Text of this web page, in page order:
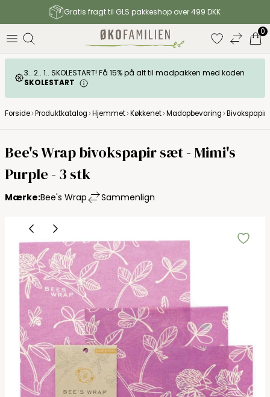
Gratis fragt til GLS pakkeshop over 499 DKK
0
3.. 2.. 1.. SKOLESTART! Få 15% på alt til madpakken med koden
SKOLESTART
Forside Produktkatalog Hjemmet Køkkenet Madopbevaring Bivokspapir
Bee's Wrap bivokspapir sæt - Mimi's
Purple - 3 stk
Mærke:Bee's Wrap Sammenlign